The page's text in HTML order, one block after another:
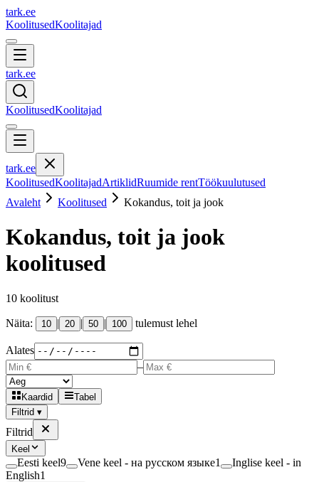
tark.ee
KoolitusedKoolitajad
tark.ee
KoolitusedKoolitajad
tark.ee
KoolitusedKoolitajadArtiklidRuumide rentTöökuulutused
Avaleht
Koolitused Kokandus, toit ja jook
Kokandus, toit ja jook
koolitused
10 koolitust
Näita: 10 | 20 | 50 | 100 tulemust lehel
Alates
–
Kaardid
Tabel
Filtrid ▾
Filtrid
Keel
Eesti keel9 Vene keel - на русском языке1
Inglise keel - in
English1